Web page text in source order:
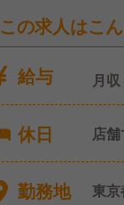
この求人はこ
給与
月収
休日 店
勤務地 東